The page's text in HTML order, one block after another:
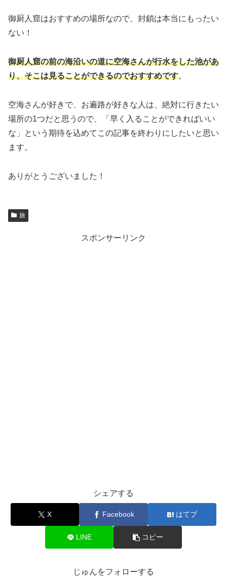
御厨人窟はおすすめの場所なので、封鎖は本当にもったい
ない！
御厨人窟の前の海沿いの道に空海さんが行水をした池があ
り、そこは見ることができるのでおすすめです。
空海さんが好きで、お遍路が好きな人は、絶対に行きたい
場所の1つだと思うので、「早く入ることができればいい
な」という期待を込めてこの記事を終わりにしたいと思い
ます。
ありがとうございました！
旅
スポンサーリンク
シェアする
X Facebook はてブ
LINE コピー
じゅんをフォローする